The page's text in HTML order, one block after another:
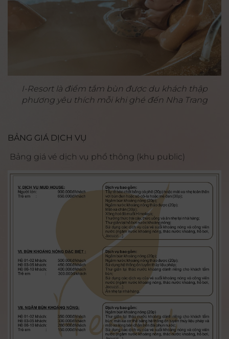
I-Resort là điểm tắm bùn được du khách thập
phương yêu thích mỗi khi ghé đến Nha Trang
BẢNG GIÁ DỊCH VỤ
Bảng giá vé dịch vụ phổ thông (khu public)